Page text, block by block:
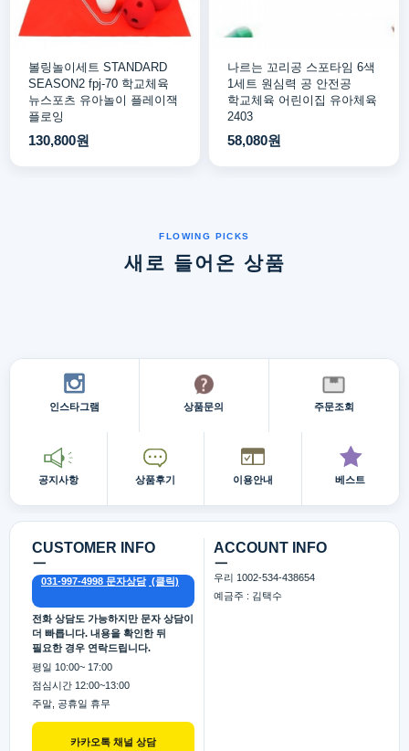
볼링놀이세트 STANDARD
SEASON2 fpj-70 학교체육
뉴스포츠 유아놀이 플레이잭
플로잉
130,800원
나르는 꼬리공 스포타임 6색
1세트 원심력 공 안전공
학교체육 어린이집 유아체육
2403
58,080원
새로 들어온 상품
인스타그램 상품문의 주문조회
공지사항 상품후기 이용안내 베스트
CUSTOMER INFO
카카오톡 채널 상담
ㅡ
031-997-4998 문자상담
전화 상담도 가능하지만 문자 상담이
더 빠릅니다. 내용을 확인한 뒤
필요한 경우 연락드립니다.
평일 10:00~ 17:00
점심시간 12:00~13:00
주말, 공휴일 휴무
ACCOUNT INFO
ㅡ
우리 1002-534-438654
예금주 : 김택수